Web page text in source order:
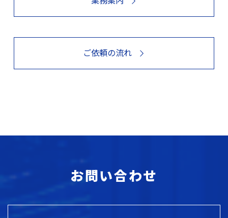
ご依頼の流れ
お問い合わせ